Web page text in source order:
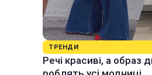
ТРЕНДИ
Речі красиві, а образ